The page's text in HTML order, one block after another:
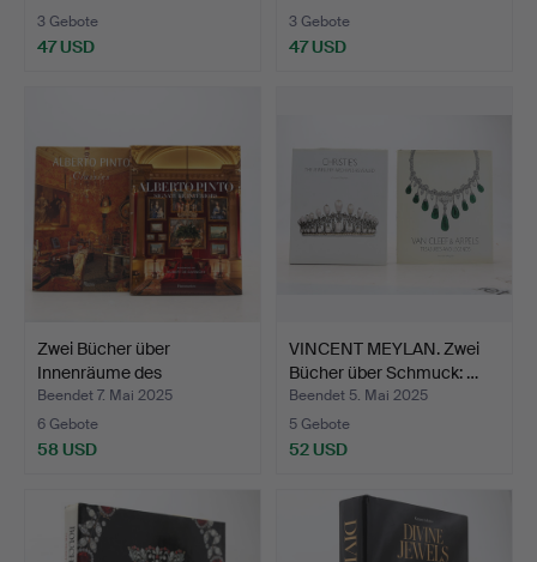
3 Gebote
47 USD
3 Gebote
47 USD
Zwei Bücher über
Innenräume des
Fotografen…
Beendet 7. Mai 2025
6 Gebote
58 USD
VINCENT MEYLAN. Zwei
Bücher über Schmuck: …
Beendet 5. Mai 2025
5 Gebote
52 USD